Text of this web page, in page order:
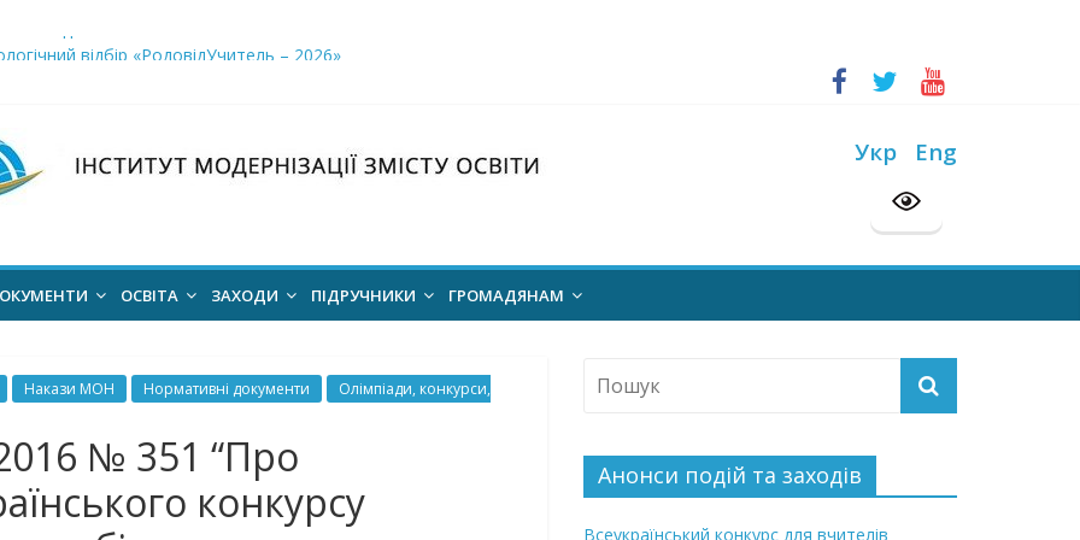
заклади освіти»
відбір «РодовідУчитель – 2026»
здобуття академічних стипендій імені Героїв Небесної Сотні на 2026/2027 н. р.
Укр Eng
ОСВІТА ЗАХОДИ ПІДРУЧНИКИ ГРОМАДЯНАМ
Накази МОН Нормативні документи
Олімпіади, конкурси,
№ 351 “Про
конкурсу
Анонси подій та заходів
Всеукраїнський конкурс для вчителів